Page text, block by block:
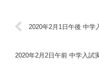
2020年2月1日午後 中学
2020年2月2日午前 中学入試